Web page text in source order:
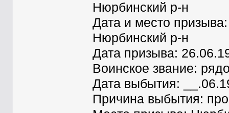
Нюрбинский р-н
Дата и место
Нюрбинский р-н
Дата призыва:
Воинское звание:
Дата выбытия:
Причина выбытия: